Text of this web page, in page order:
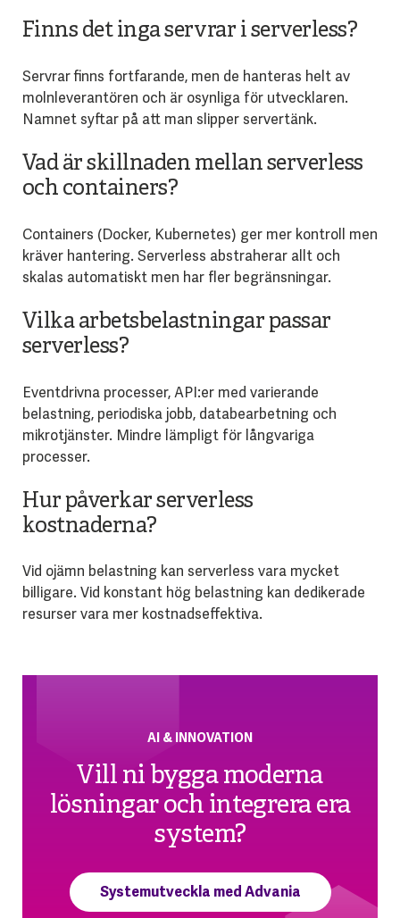
Finns det inga servrar i serverless?
Servrar finns fortfarande, men de hanteras helt av
molnleverantören och är osynliga för utvecklaren.
Namnet syftar på att man slipper servertänk.
Vad är skillnaden mellan serverless
och containers?
Containers (Docker, Kubernetes) ger mer kontroll men
kräver hantering. Serverless abstraherar allt och
skalas automatiskt men har fler begränsningar.
Vilka arbetsbelastningar passar
serverless?
Eventdrivna processer, API:er med varierande
belastning, periodiska jobb, databearbetning och
mikrotjänster. Mindre lämpligt för långvariga
processer.
Hur påverkar serverless
kostnaderna?
Vid ojämn belastning kan serverless vara mycket
billigare. Vid konstant hög belastning kan dedikerade
resurser vara mer kostnadseffektiva.
AI & INNOVATION
Vill ni bygga moderna
lösningar och integrera era
system?
Systemutveckla med Advania